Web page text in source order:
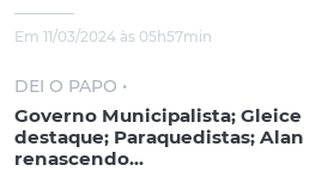
Em 11/03/2024 às 05h57min
DEI O PAPO •
Governo Municipalista; Gleice
destaque; Paraquedistas; Alan
renascendo...